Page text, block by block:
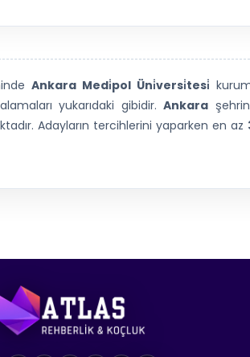
Ankara Medi̇pol Üni̇versi̇tesi̇
yukarıdaki gibidir.Ankara
Adayların tercihlerini yaparken en az